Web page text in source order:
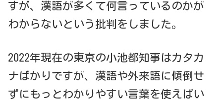
すが、漢語が多くて何言っているのかが
わからないという批判をしました。
2022年現在の東京の小池都知事はカタカ
ナばかりですが、漢語や外来語に傾倒せ
ずにもっとわかりやすい言葉を使えばい